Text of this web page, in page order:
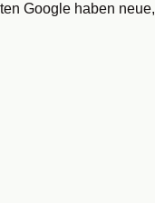
Google haben neue,